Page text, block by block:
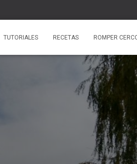
TUTORIALES RECETAS ROMPER